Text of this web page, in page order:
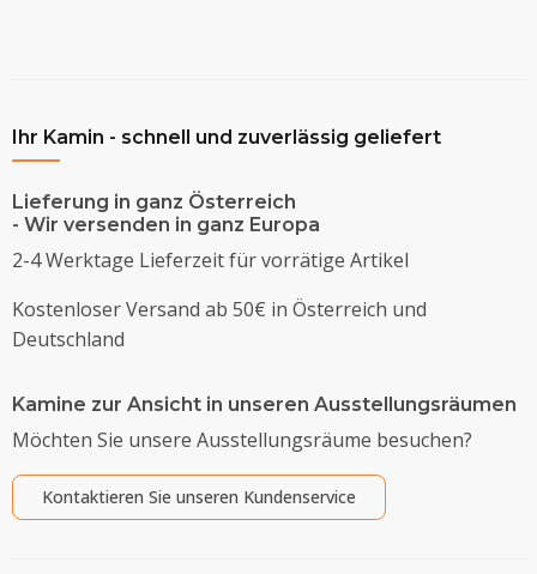
Ihr Kamin - schnell und zuverlässig geliefert
Lieferung in ganz Österreich
- Wir versenden in ganz Europa
2-4 Werktage Lieferzeit für vorrätige Artikel
Kostenloser Versand ab 50€ in Österreich und
Deutschland
Kamine zur Ansicht in unseren Ausstellungsräumen
Möchten Sie unsere Ausstellungsräume besuchen?
Kontaktieren Sie unseren Kundenservice